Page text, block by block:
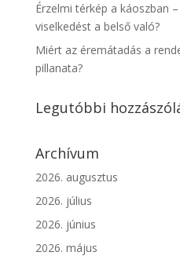
Érzelmi térkép a káoszban
viselkedést a belső való?
Miért az éremátadás a
pillanata?
Legutóbbi
Archívum
2026. augusztus
2026. július
2026. június
2026. május